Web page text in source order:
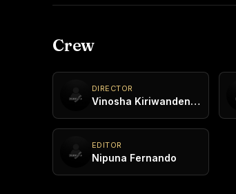
Crew
DIRECTOR
Vinosha Kiriwandeniya
EDITOR
Nipuna Fernando